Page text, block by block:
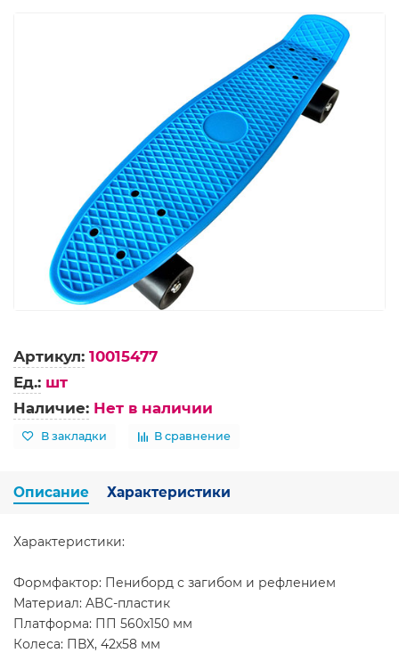
Артикул: 10015477
Ед.: шт
Наличие: Нет в наличии
В закладки В сравнение
Описание Характеристики
Характеристики:
Формфактор: Пениборд с загибом и рефлением
Материал: ABC-пластик
Платформа: ПП 560x150 мм
Колеса: ПВХ, 42х58 мм